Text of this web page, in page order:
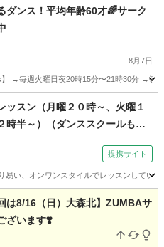
キッズダンス
ダンス！平均年齢60才🌈サーク
8月7日
→毎週火曜日夜20時15分〜21時30分 →嶺
踊ってみた
ッスン（月曜２０時～、火曜１
時半～）（ダンススクールもり
提携サイト
易い、オンワンスタイルでレッスンしてい
は8/16（日）大森北】ZUMBAサ
ざいます❣️